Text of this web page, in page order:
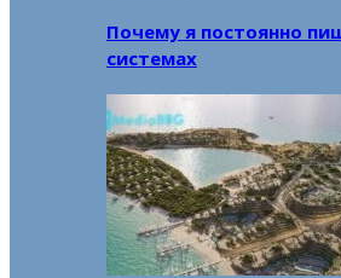
Почему я постоянно
системах